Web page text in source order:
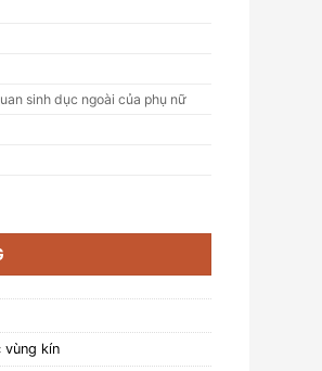
sinh dục ngoài của phụ nữ
Lacto Intimate Wash số lượng
vùng kín